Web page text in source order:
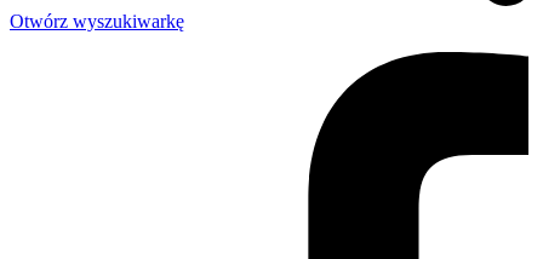
Otwórz wyszukiwarkę